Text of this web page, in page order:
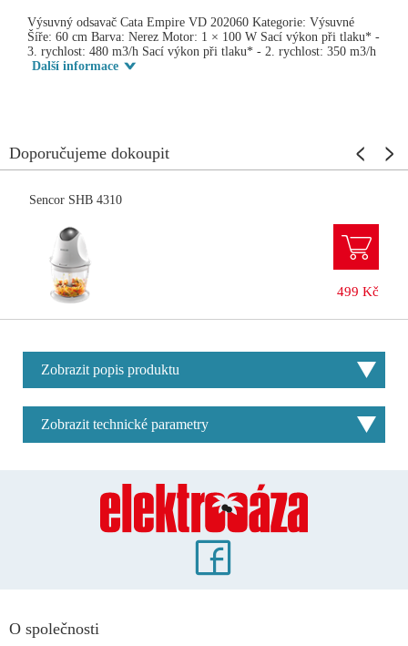
Výsuvný odsavač Cata Empire VD 202060 Kategorie: Výsuvné
Šíře: 60 cm Barva: Nerez Motor: 1 × 100 W Sací výkon při tlaku* -
3. rychlost: 480 m3/h Sací výkon při tlaku* - 2. rychlost: 350 m3/h
Další informace
Doporučujeme dokoupit
Sencor SHB 4310
499 Kč
Zobrazit popis produktu
Zobrazit technické parametry
O společnosti